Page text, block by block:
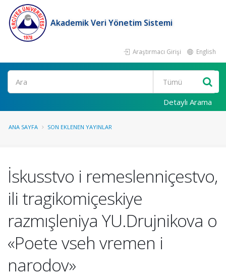
Akademik Veri Yönetim Sistemi
Araştırmacı Girişi English
Ara
Detaylı Arama
ANA SAYFA SON EKLENEN YAYINLAR
İskusstvo i remeslenniçestvo,
ili tragikomiçeskiye
razmışleniya YU.Drujnikova o
«Poete vseh vremen i
narodov»